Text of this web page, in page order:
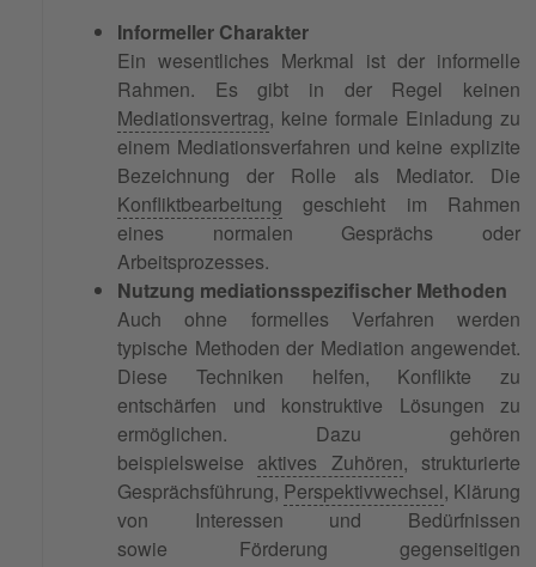
Informeller Charakter
Ein wesentliches Merkmal ist der informelle
Rahmen. Es gibt in der Regel keinen
Mediationsvertrag, keine formale Einladung zu
einem Mediationsverfahren und keine explizite
Bezeichnung der Rolle als Mediator. Die
Konfliktbearbeitung geschieht im Rahmen
eines normalen Gesprächs oder
Arbeitsprozesses.
Nutzung mediationsspezifischer Methoden
Auch ohne formelles Verfahren werden
typische Methoden der Mediation angewendet.
Diese Techniken helfen, Konflikte zu
entschärfen und konstruktive Lösungen zu
ermöglichen. Dazu gehören
beispielsweise aktives Zuhören, strukturierte
Gesprächsführung, Perspektivwechsel, Klärung
von Interessen und Bedürfnissen
sowie Förderung gegenseitigen